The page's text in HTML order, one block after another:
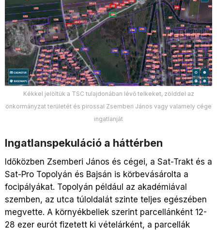
Kékkel jelöltük a TSC tulajdonában lévő telkeket, zölddel az
önkormányzat területét és pirossal Zsemberi János vagy valamely cége
ingatlanját
Ingatlanspekuláció a háttérben
Időközben Zsemberi János és cégei, a Sat-Trakt és a
Sat-Pro Topolyán és Bajsán is körbevásárolta a
focipályákat. Topolyán például az akadémiával
szemben, az utca túloldalát szinte teljes egészében
megvette. A környékbeliek szerint parcellánként 12-
28 ezer eurót fizetett ki vételárként, a parcellák